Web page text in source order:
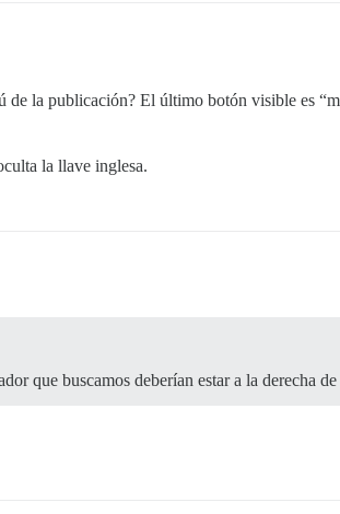
de la publicación? El último botón visible es
la llave inglesa.
que buscamos deberían estar a la derecha de